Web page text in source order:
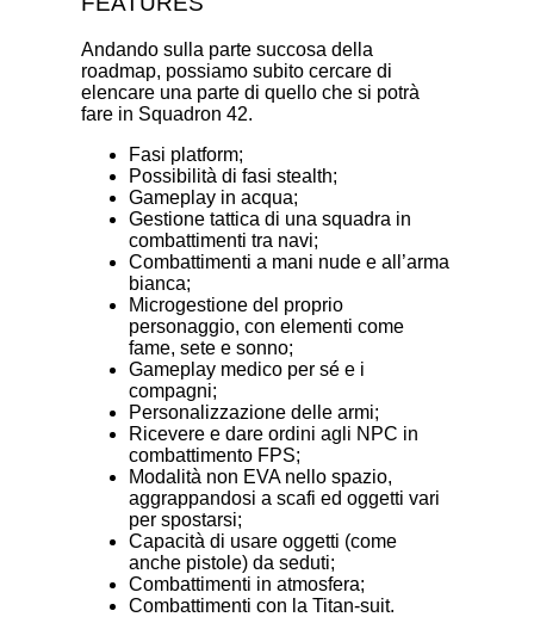
Andando sulla parte succosa della
roadmap, possiamo subito cercare di
elencare una parte di quello che si potrà
fare in Squadron 42.
Fasi platform;
Possibilità di fasi stealth;
Gameplay in acqua;
Gestione tattica di una squadra in
combattimenti tra navi;
Combattimenti a mani nude e all’arma
bianca;
Microgestione del proprio
personaggio, con elementi come
fame, sete e sonno;
Gameplay medico per sé e i
compagni;
Personalizzazione delle armi;
Ricevere e dare ordini agli NPC in
combattimento FPS;
Modalità non EVA nello spazio,
aggrappandosi a scafi ed oggetti vari
per spostarsi;
Capacità di usare oggetti (come
anche pistole) da seduti;
Combattimenti in atmosfera;
Combattimenti con la Titan-suit.